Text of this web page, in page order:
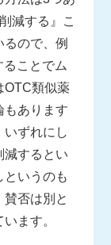
減する』こ
ので、例
ことでム
OTC類似薬
もあります
いずれにし
減するとい
というのも
否は別と
ます。